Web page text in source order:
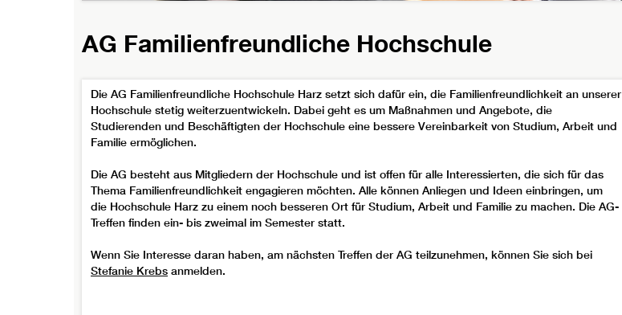
AG Familienfreundliche Hochschule
Die AG Familienfreundliche Hochschule Harz setzt sich dafür ein, die Familienfreundlichkeit an unserer
Hochschule stetig weiterzuentwickeln. Dabei geht es um Maßnahmen und Angebote, die
Studierenden und Beschäftigten der Hochschule eine bessere Vereinbarkeit von Studium, Arbeit und
Familie ermöglichen.
Die AG besteht aus Mitgliedern der Hochschule und ist offen für alle Interessierten, die sich für das
Thema Familienfreundlichkeit engagieren möchten. Alle können Anliegen und Ideen einbringen, um
die Hochschule Harz zu einem noch besseren Ort für Studium, Arbeit und Familie zu machen. Die AG-
Treffen finden ein- bis zweimal im Semester statt.
Wenn Sie Interesse daran haben, am nächsten Treffen der AG teilzunehmen, können Sie sich bei
Stefanie Krebs anmelden.